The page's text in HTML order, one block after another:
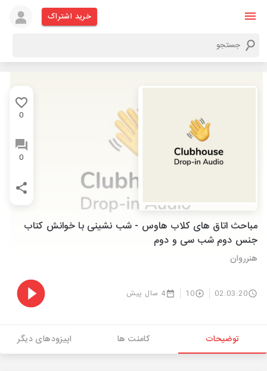
خرید اشتراک
0
0
مباحث اتاق های کلاب هاوس - شب نشینی با خوانش کتاب
جنس دوم شب سی و دوم
هنرروان
02:03:20
10 4 سال پیش
توضیحات کامنت ها اپیزودهای دیگر